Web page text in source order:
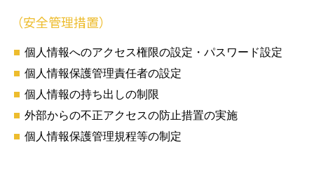
（安全管理措置）
個人情報へのアクセス権限の設定・パスワード設定
個人情報保護管理責任者の設定
個人情報の持ち出しの制限
外部からの不正アクセスの防止措置の実施
個人情報保護管理規程等の制定